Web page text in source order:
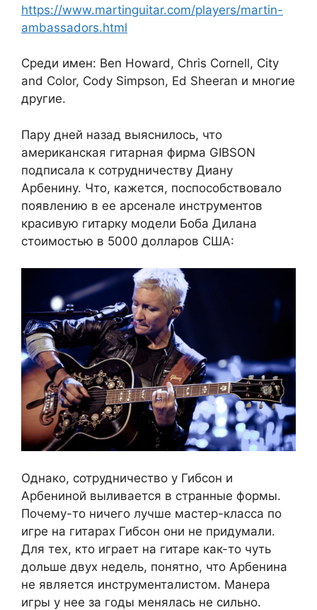
https://www.martinguitar.com/players/martin-
ambassadors.html
Среди имен: Ben Howard, Chris Cornell, City
and Color, Cody Simpson, Ed Sheeran и многие
другие.
Пару дней назад выяснилось, что
американская гитарная фирма GIBSON
подписала к сотрудничеству Диану
Арбенину. Что, кажется, поспособствовало
появлению в ее арсенале инструментов
красивую гитарку модели Боба Дилана
стоимостью в 5000 долларов США:
Однако, сотрудничество у Гибсон и
Арбениной выливается в странные формы.
Почему-то ничего лучше мастер-класса по
игре на гитарах Гибсон они не придумали.
Для тех, кто играет на гитаре как-то чуть
дольше двух недель, понятно, что Арбенина
не является инструменталистом. Манера
игры у нее за годы менялась не сильно.